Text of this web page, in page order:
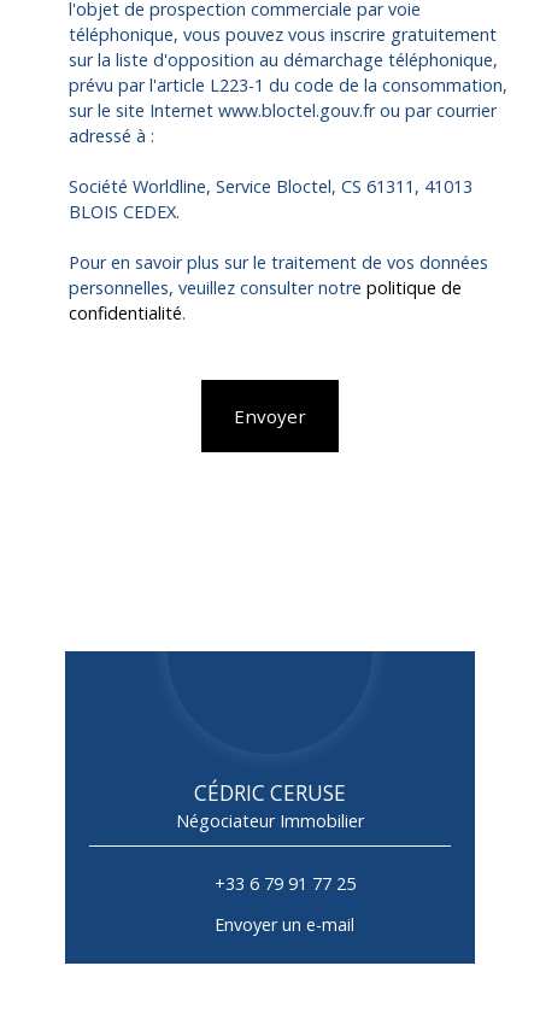
l'objet de prospection commerciale par voie
téléphonique, vous pouvez vous inscrire gratuitement
sur la liste d'opposition au démarchage téléphonique,
prévu par l'article L223-1 du code de la consommation,
sur le site Internet www.bloctel.gouv.fr ou par courrier
adressé à :
Société Worldline, Service Bloctel, CS 61311, 41013
BLOIS CEDEX.
Pour en savoir plus sur le traitement de vos données
personnelles, veuillez consulter notre politique de
confidentialité.
Envoyer
CÉDRIC CERUSE
Négociateur Immobilier
+33 6 79 91 77 25
Envoyer un e-mail